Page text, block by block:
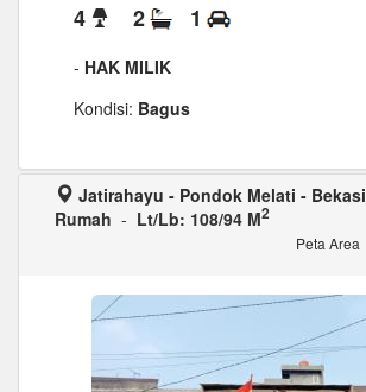
4 2 1
- HAK MILIK
Kondisi: Bagus
Jatirahayu - Pondok Melati - Bekasi
Rumah - Lt/Lb: 108/94 M2
Peta Area